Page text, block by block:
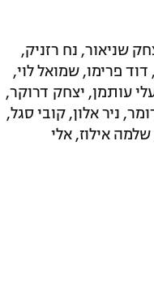
שניאור, נח רזניק,
פרימו, שמואל לוי,
עותמן, יצחק דרוקר,
ניר אלון, קובי סגל,
אילוז, אלי